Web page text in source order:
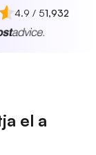
4.9 / 51,932
el a